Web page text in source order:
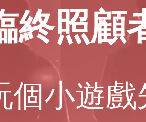
終照顧
小遊戲